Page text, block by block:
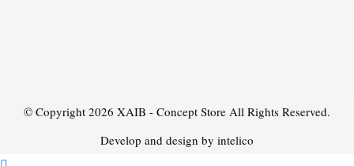
© Copyright 2026 XAIB - Concept Store All Rights Reserved.
Develop and design by intelico